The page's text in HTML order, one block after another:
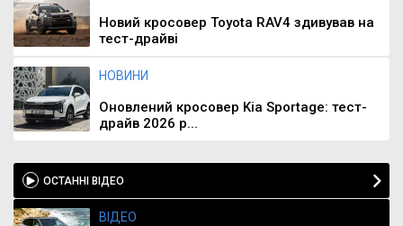
Новий кросовер Toyota RAV4 здивував на
тест-драйві
НОВИНИ
Оновлений кросовер Kia Sportage: тест-
драйв 2026 р...
ОСТАННІ ВІДЕО
ВІДЕО